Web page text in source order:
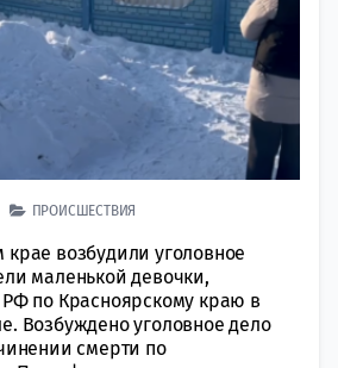
ПРОИСШЕСТВИЯ
крае возбудили уголовное
маленькой девочки,
по Красноярскому краю в
Возбуждено уголовное дело
смерти по